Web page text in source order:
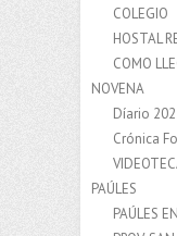
COLEGIO
HOSTAL
COMO
NOVENA
Díario
Crónica
PAÚLES
PAÚLES